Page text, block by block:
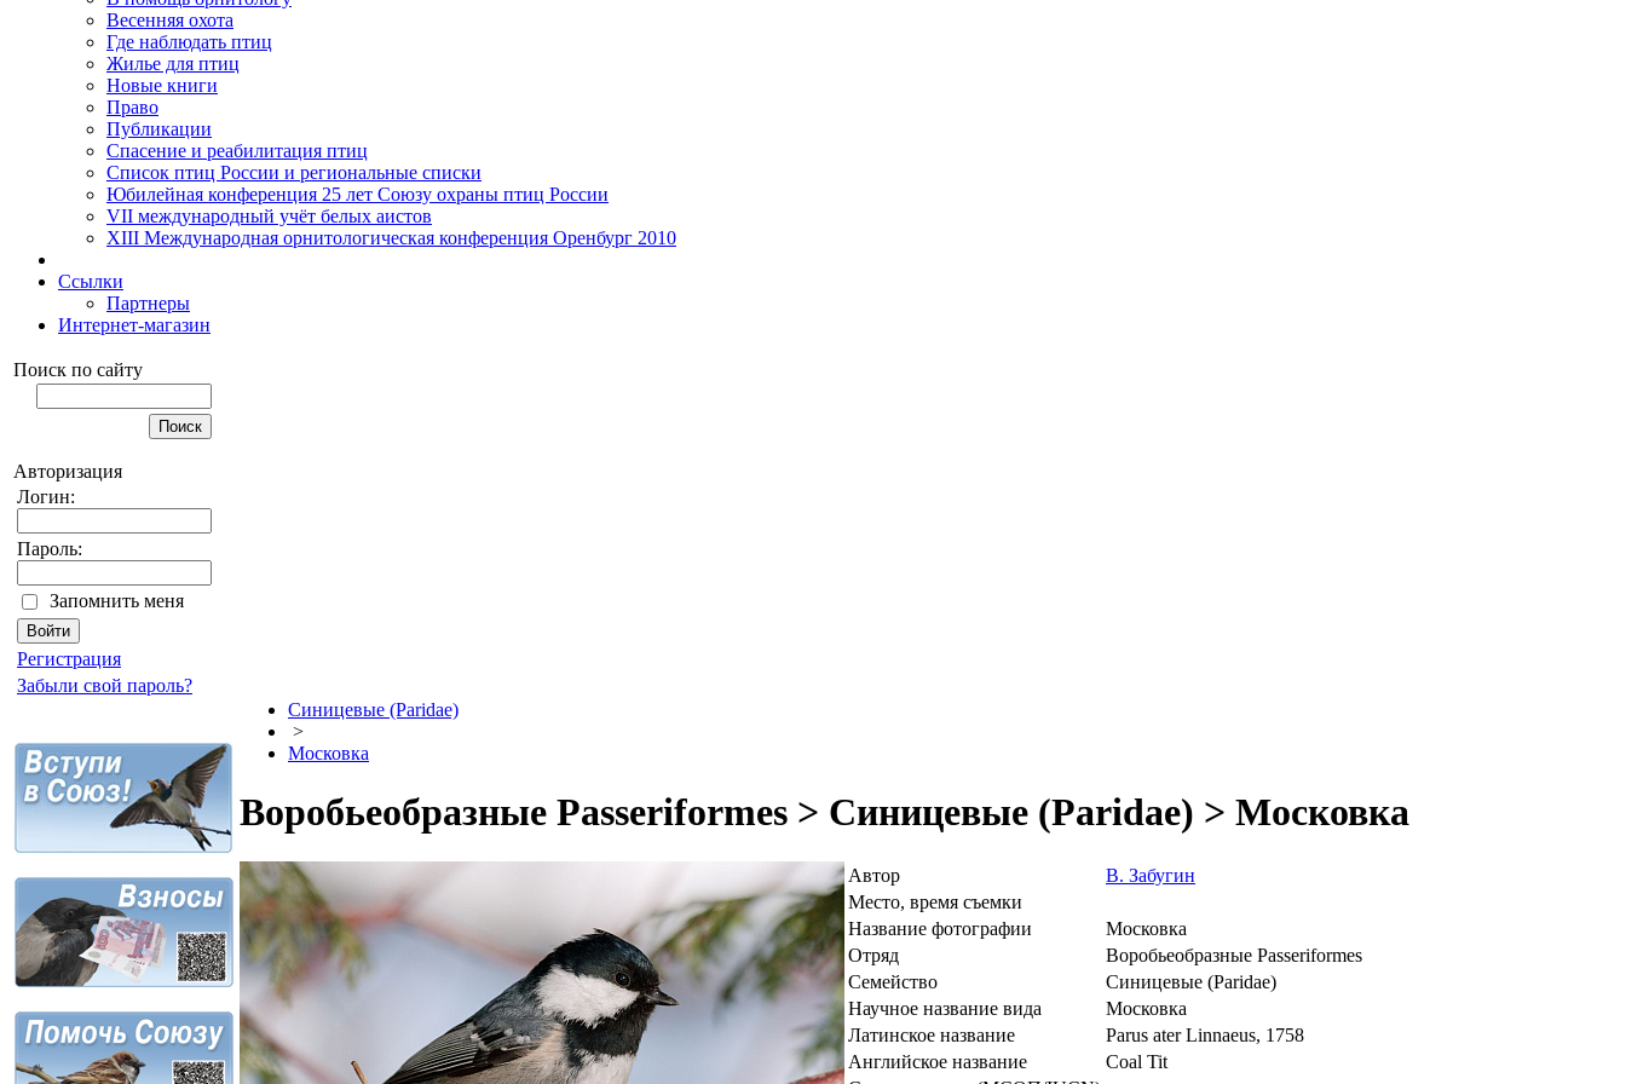
Весенняя охота
Где наблюдать птиц
Жилье для птиц
Новые книги
Право
Публикации
Спасение и реабилитация птиц
Список птиц России и региональные списки
Юбилейная конференция 25 лет Союзу охраны птиц России
VII международный учёт белых аистов
XIII Международная орнитологическая конференция Оренбург 2010
Ссылки
Партнеры
Интернет-магазин
Поиск по сайту
Авторизация
Логин:
Пароль:
Запомнить меня
Регистрация
Забыли свой пароль?
Синицевые (Paridae)
>
Московка
Воробьеобразные Passeriformes > Синицевые (Paridae) > Московка
Автор
В. Забугин
Место, время съемки
Название фотографии
Московка
Отряд
Воробьеобразные Passeriformes
Семейство
Синицевые (Paridae)
Научное название вида
Московка
Латинское название
Parus ater Linnaeus, 1758
Английское название
Coal Tit